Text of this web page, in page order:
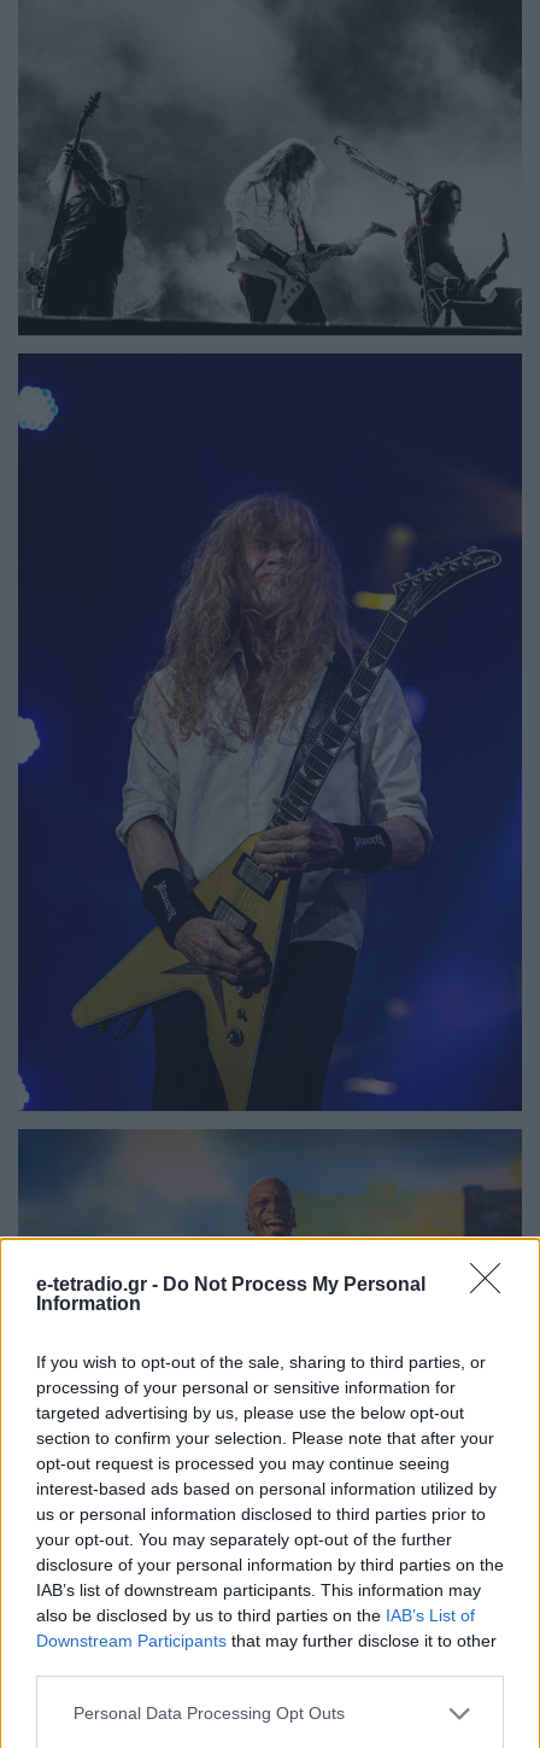
e-tetradio.gr - Do Not Process My Personal
Information
If you wish to opt-out of the sale, sharing to third parties, or
processing of your personal or sensitive information for
targeted advertising by us, please use the below opt-out
section to confirm your selection. Please note that after your
opt-out request is processed you may continue seeing
interest-based ads based on personal information utilized by
us or personal information disclosed to third parties prior to
your opt-out. You may separately opt-out of the further
disclosure of your personal information by third parties on the
IAB’s list of downstream participants. This information may
also be disclosed by us to third parties on the IAB’s List of
Downstream Participants that may further disclose it to other
Personal Data Processing Opt Outs